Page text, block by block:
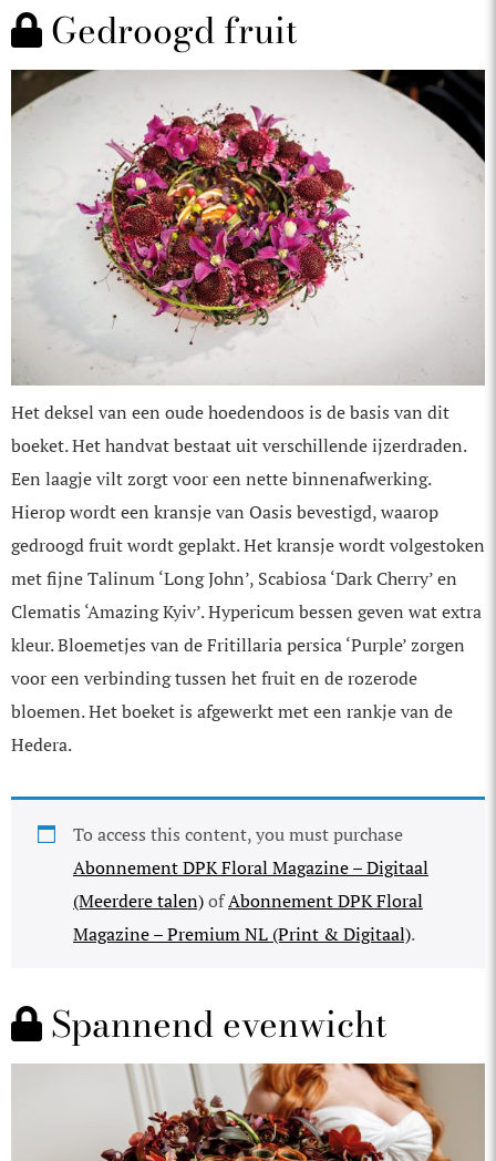
Gedroogd fruit
Het deksel van een oude hoedendoos is de basis van dit
boeket. Het handvat bestaat uit verschillende ijzerdraden.
Een laagje vilt zorgt voor een nette binnenafwerking.
Hierop wordt een kransje van Oasis bevestigd, waarop
gedroogd fruit wordt geplakt. Het kransje wordt volgestoken
met fijne Talinum ‘Long John’, Scabiosa ‘Dark Cherry’ en
Clematis ‘Amazing Kyiv’. Hypericum bessen geven wat extra
kleur. Bloemetjes van de Fritillaria persica ‘Purple’ zorgen
voor een verbinding tussen het fruit en de rozerode
bloemen. Het boeket is afgewerkt met een rankje van de
Hedera.
To access this content, you must purchase
Abonnement DPK Floral Magazine – Digitaal
(Meerdere talen)ofAbonnement DPK Floral
Magazine – Premium NL (Print & Digitaal).
Spannend evenwicht